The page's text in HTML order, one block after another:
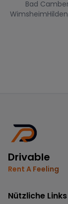
Bad
Wimsheim
Drivable
Rent A Feeling
Nützliche Links